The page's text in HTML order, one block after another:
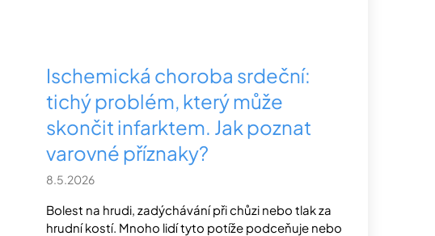
Ischemická choroba srdeční:
tichý problém, který může
skončit infarktem. Jak poznat
varovné příznaky?
8.5.2026
Bolest na hrudi, zadýchávání při chůzi nebo tlak za
hrudní kostí. Mnoho lidí tyto potíže podceňuje nebo